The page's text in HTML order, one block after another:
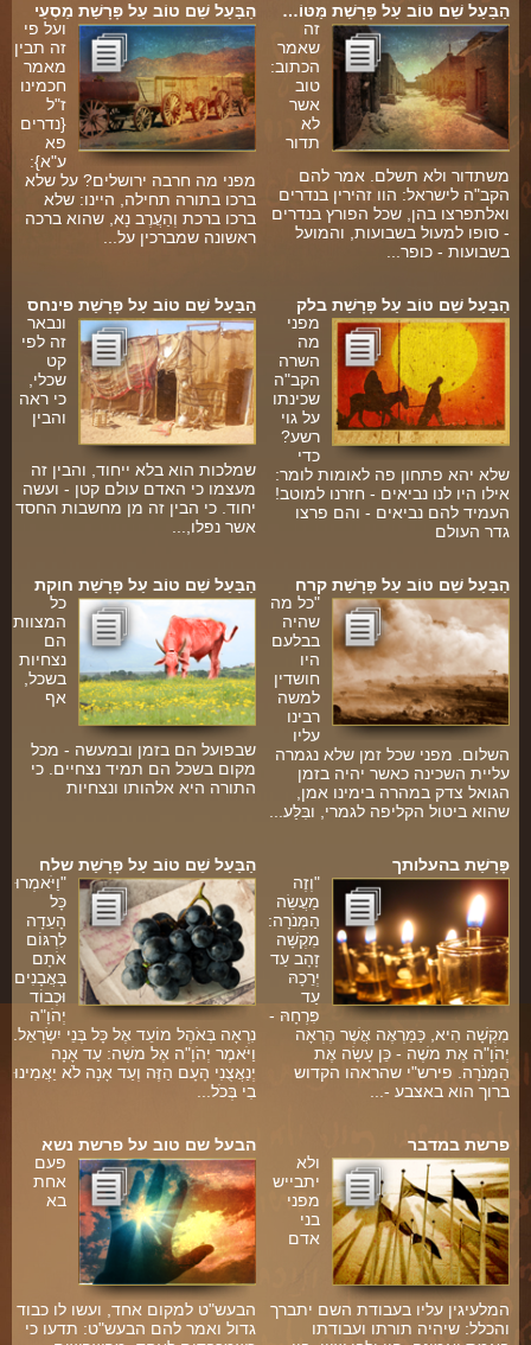
הַבַּעַל שֵׁם טוֹב עַל פָּרָשַׁת מַסְעֵי
ועל פי
זה תבין
מאמר
חכמינו
ז"ל
{נדרים
פא
ע"א}:
מפני מה חרבה ירושלים? על שלא
ברכו בתורה תחילה, היינו: שלא
ברכו ברכת וְהַעֲרֶב נָא, שהוא ברכה
ראשונה שמברכין על...
הַבַּעַל שֵׁם טוֹב עַל פָּרָשַׁת מַּטּוֹ…
זה
שאמר
הכתוב:
טוב
אשר
לא
תדור
משתדור ולא תשלם. אמר להם
הקב"ה לישראל: הוו זהירין בנדרים
ואלתפרצו בהן, שכל הפורץ בנדרים
- סופו למעול בשבועות, והמועל
בשבועות - כופר...
הַבַּעַל שֵׁם טוֹב עַל פָּרָשַׁת פינחס
ונבאר
זה לפי
קט
שכלי,
כי ראה
והבין
שמלכות הוא בלא ייחוד, והבין זה
מעצמו כי האדם עולם קטן - ועשה
יחוד. כי הבין זה מן מחשבות החסד
אשר נפלו,...
הַבַּעַל שֵׁם טוֹב עַל פָּרָשַׁת בלק
מפני
מה
השרה
הקב"ה
שכינתו
על גוי
רשע?
כדי
שלא יהא פתחון פה לאומות לומר:
אילו היו לנו נביאים - חזרנו למוטב!
העמיד להם נביאים - והם פרצו
גדר העולם
הַבַּעַל שֵׁם טוֹב עַל פָּרָשַׁת חוקת
כל
המצוות
הם
נצחיות
בשכל,
אף
שבפועל הם בזמן ובמעשה - מכל
מקום בשכל הם תמיד נצחיים. כי
התורה היא אלהותו ונצחיות
הַבַּעַל שֵׁם טוֹב עַל פָּרָשַׁת קרח
"כל מה
שהיה
בבלעם
היו
חושדין
למשה
רבינו
עליו
השלום. מפני שכל זמן שלא נגמרה
עליית השכינה כאשר יהיה בזמן
הגואל צדק במהרה בימינו אמן,
שהוא ביטול הקליפה לגמרי, ובִּלַּע...
הַבַּעַל שֵׁם טוֹב עַל פָּרָשַׁת שלח
"וַיֹּאמְרוּ
כָּל
הָעֵדָה
לִרְגּוֹם
אֹתָם
בָּאֲבָנִים
וּכְבוֹד
יְהֹוָ"ה
נִרְאָה בְּאֹהֶל מוֹעֵד אֶל כָּל בְּנֵי יִשְׂרָאֵל.
וַיֹּאמֶר יְהֹוָ"ה אֶל משֶׁה: עַד אָנָה
יְנַאֲצֻנִי הָעָם הַזֶּה וְעַד אָנָה לֹא יַאֲמִינוּ
בִי בְּכֹל...
פָּרָשַׁת בהעלותך
"וְזֶה
מַעֲשֵׂה
הַמְּנֹרָה:
מִקְשָׁה
זָהָב עַד
יְרֵכָהּ
עַד
פִּרְחָהּ -
מִקְשָׁה הִיא, כַּמַּרְאֶה אֲשֶׁר הֶרְאָה
יְהֹוָ"ה אֶת משֶׁה - כֵּן עָשָׂה אֶת
הַמְּנֹרָה. פירש"י שהראהו הקדוש
ברוך הוא באצבע -...
הבעל שם טוב על פרשת נשא
פעם
אחת
בא
הבעש"ט למקום אחד, ועשו לו כבוד
גדול ואמר להם הבעש"ט: תדעו כי
פרשת במדבר
ולא
יתבייש
מפני
בני
אדם
המלעיגין עליו בעבודת השם יתברך
והכלל: שיהיה תורתו ועבודתו